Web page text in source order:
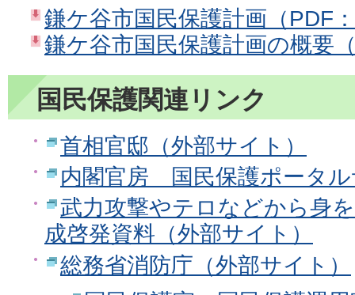
鎌ケ谷市国民保護計画（PDF
鎌ケ谷市国民保護計画の概要
国民保護関連リンク
首相官邸（外部サイト）
内閣官房 国民保護ポータ
武力攻撃やテロなどから身
成啓発資料（外部サイト）
総務省消防庁（外部サイト）